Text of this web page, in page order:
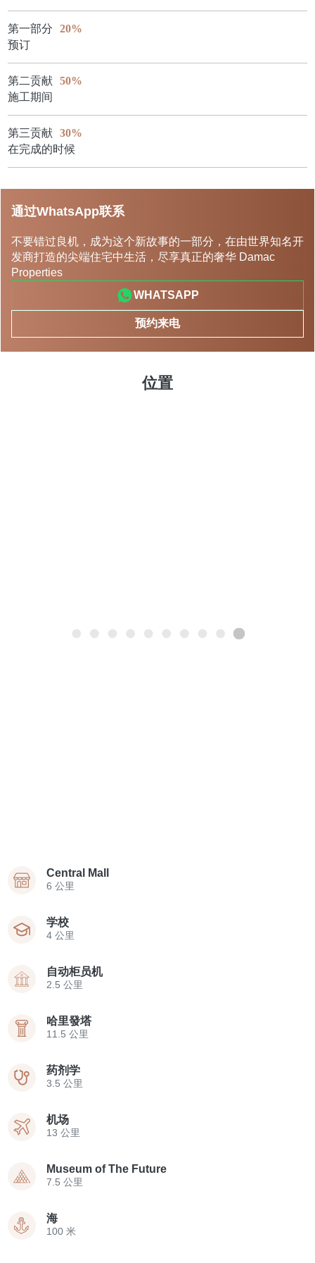
第一部分
20%
预订
第二贡献
50%
施工期间
第三贡献
30%
在完成的时候
通过WhatsApp联系
不要错过良机，成为这个新故事的一部分，在由世界知名开
发商打造的尖端住宅中生活，尽享真正的奢华 Damac
Properties
WHATSAPP
预约来电
位置
Central Mall
6 公里
学校
4 公里
自动柜员机
2.5 公里
哈里發塔
11.5 公里
药剂学
3.5 公里
机场
13 公里
Museum of The Future
7.5 公里
海
100 米